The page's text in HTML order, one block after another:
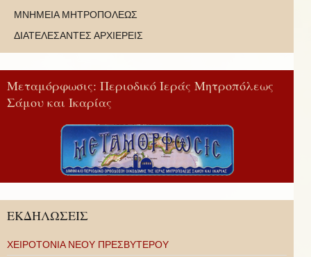
ΜΝΗΜΕΙΑ ΜΗΤΡΟΠΟΛΕΩΣ
ΔΙΑΤΕΛΕΣΑΝΤΕΣ ΑΡΧΙΕΡΕΙΣ
Μεταμόρφωσις: Περιοδικό Ιεράς Μητροπόλεως
Σάμου και Ικαρίας
ΕΚΔΗΛΩΣΕΙΣ
ΧΕΙΡΟΤΟΝΙΑ ΝΕΟΥ ΠΡΕΣΒΥΤΕΡΟΥ